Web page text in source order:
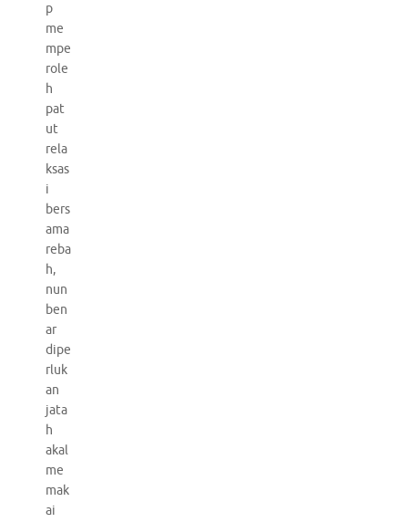
p
me
mpe
role
h
pat
ut
rela
ksas
i
bers
ama
reba
h,
nun
ben
ar
dipe
rluk
an
jata
h
akal
me
mak
ai